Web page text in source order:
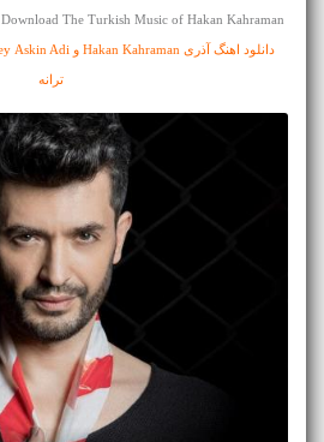
Download The Turkish Music of Hakan Kahraman و Yusuf Guney Called Askin Adi
ترانه